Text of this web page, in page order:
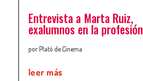
Entrevista a Marta Ruiz,
exalumnos en la profesión
porPlató de Cinema
leer más